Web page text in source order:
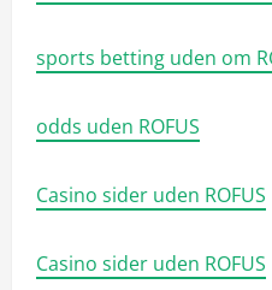
sports betting uden om
odds uden ROFUS
Casino sider uden ROFUS
Casino sider uden ROFUS